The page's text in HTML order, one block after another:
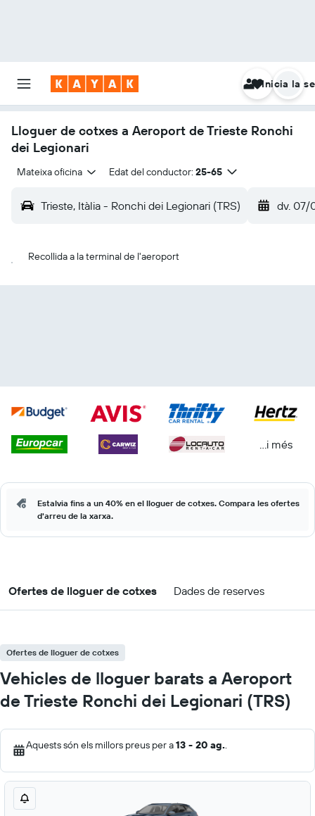
Inicia la
Lloguer de cotxes a Aeroport de Trieste Ronchi
dei Legionari
Mateixa oficina Edat del conductor: 25-65
Trieste, Itàlia - Ronchi dei Legionari (TRS) dv. 07/
Recollida a la terminal de l'aeroport
...i més
Estalvia fins a un 40% en el lloguer de cotxes. Compara les ofertes
d'arreu de la xarxa.
Ofertes de lloguer de cotxes Dades de reserves
Ofertes de lloguer de cotxes
Vehicles de lloguer barats a Aeroport
de Trieste Ronchi dei Legionari (TRS)
Aquests són els millors preus per a13 - 20 ag..